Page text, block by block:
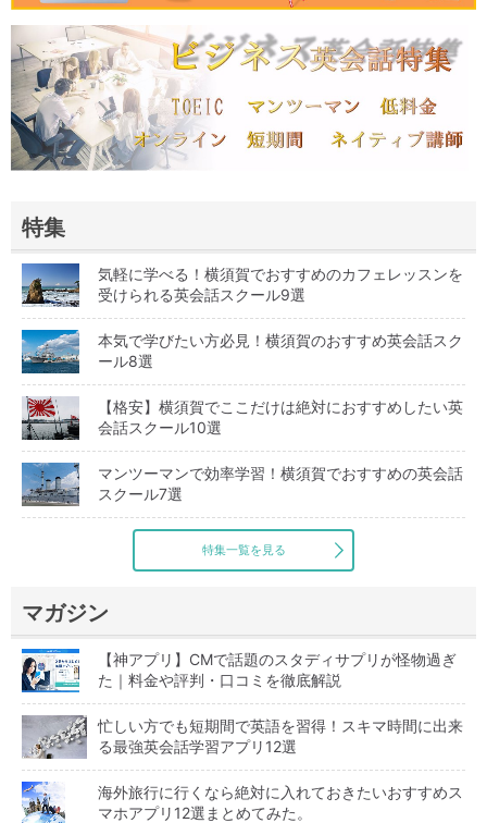
特集
気軽に学べる！横須賀でおすすめのカフェレッスンを
受けられる英会話スクール9選
本気で学びたい方必見！横須賀のおすすめ英会話スク
ール8選
【格安】横須賀でここだけは絶対におすすめしたい英
会話スクール10選
マンツーマンで効率学習！横須賀でおすすめの英会話
スクール7選
特集一覧を見る
マガジン
【神アプリ】CMで話題のスタディサプリが怪物過ぎ
た｜料金や評判・口コミを徹底解説
忙しい方でも短期間で英語を習得！スキマ時間に出来
る最強英会話学習アプリ12選
海外旅行に行くなら絶対に入れておきたいおすすめス
マホアプリ12選まとめてみた。